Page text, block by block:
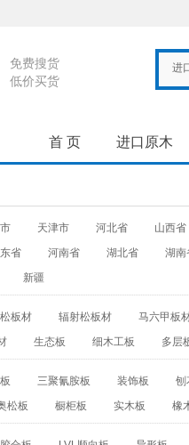
免费搜货
低价买货
进
首 页 进口原木
天津市 河北省
山西省
省 河南省 湖北省
湖南
新疆
板材 辐射松板材
马六甲板
生态板 细木工板 多层
三聚氰胺板 装饰板
刨
松板 橱柜板 实木板 橡